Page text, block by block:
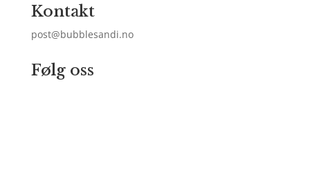
Kontakt
post@bubblesandi.no
Følg oss